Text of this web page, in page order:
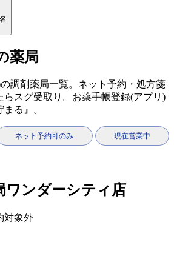
薬局
調剤薬局一覧。ネット予約・処方箋
らスグ受取り。お薬手帳登録(アプリ)
る』。
ネット予約可のみ 現在営業中
ワンダーシティ店
対象外